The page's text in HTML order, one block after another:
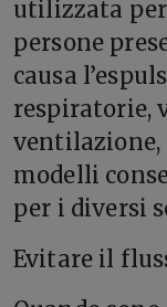
utilizzata
persone
causa
respiratorie,
ventilazione,
modelli
per i diversi
Evitare il